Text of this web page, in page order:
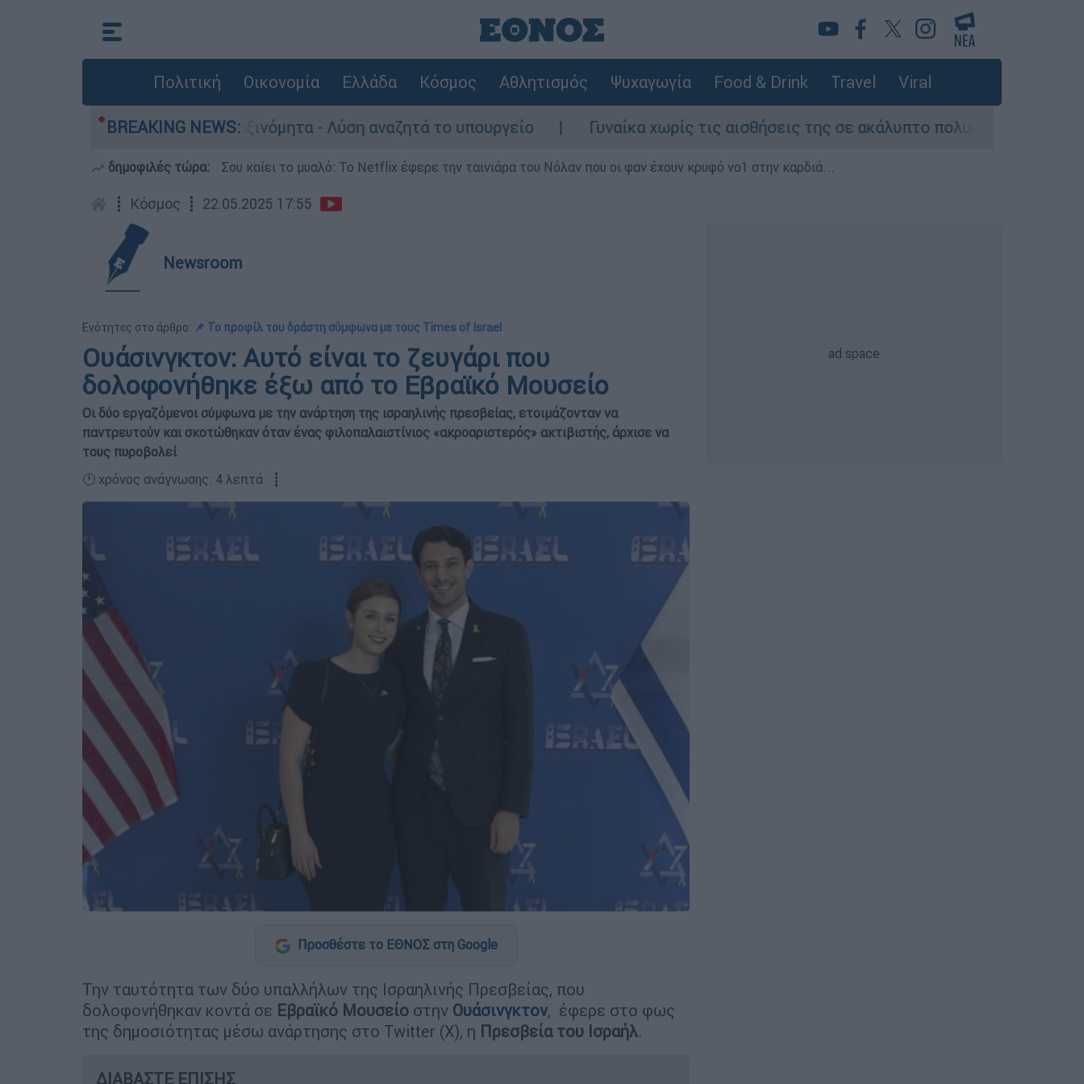
Πολιτική Οικονομία Ελλάδα Κόσμος Αθλητισμός Ψυχαγωγία Food & Drink Travel Viral
BREAKING NEWS:
παραμένουν αταξινόμητα - Λύση αναζητά το υπουργείο Γυναίκα χωρίς τις αισθήσεις της σε ακάλυπτο πολυκατοικίας στη
δημοφιλές τώρα: Σου καίει το μυαλό: Το Netflix έφερε την ταινιάρα του Νόλαν που οι φαν έχουν κρυφό νο1 στην καρδιά...
┋ Κόσμος ┋ 22.05.2025 17:55
Newsroom
Ενότητες στο άρθρο: 📌 To προφίλ του δράστη σύμφωνα με τους Times of Israel
Ουάσινγκτον: Αυτό είναι το ζευγάρι που
δολοφονήθηκε έξω από το Εβραϊκό Μουσείο
Οι δύο εργαζόμενοι σύμφωνα με την ανάρτηση της ισραηλινής πρεσβείας, ετοιμάζονταν να
παντρευτούν και σκοτώθηκαν όταν ένας φιλοπαλαιστίνιος «ακροαριστερός» ακτιβιστής, άρχισε να
τους πυροβολεί
🕛 χρόνος ανάγνωσης: 4 λεπτά ┋
Προσθέστε το ΕΘΝΟΣ στη Google
Την ταυτότητα των δύο υπαλλήλων της Ισραηλινής Πρεσβείας, που
δολοφονήθηκαν κοντά σε Εβραϊκό Μουσείο στην Ουάσινγκτον, έφερε στο φως
της δημοσιότητας μέσω ανάρτησης στο Twitter (X), η Πρεσβεία του Ισραήλ.
ΔΙΑΒΑΣΤΕ ΕΠΙΣΗΣ